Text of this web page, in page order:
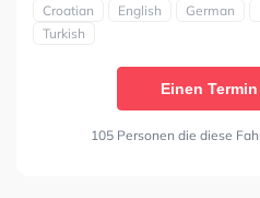
Croatian English German
Turkish
Einen
105 Personen die diese